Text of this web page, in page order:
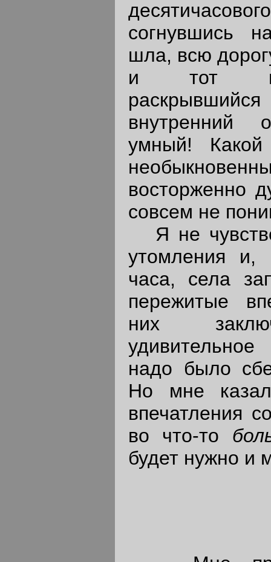
согнувшись
шла, всю
и тот
внутренний
умный!
восторженно
совсем не
Я не
утомления
часа, села
пережитые
них
надо было
Но мне
впечатления
во что-то
будет нужно и